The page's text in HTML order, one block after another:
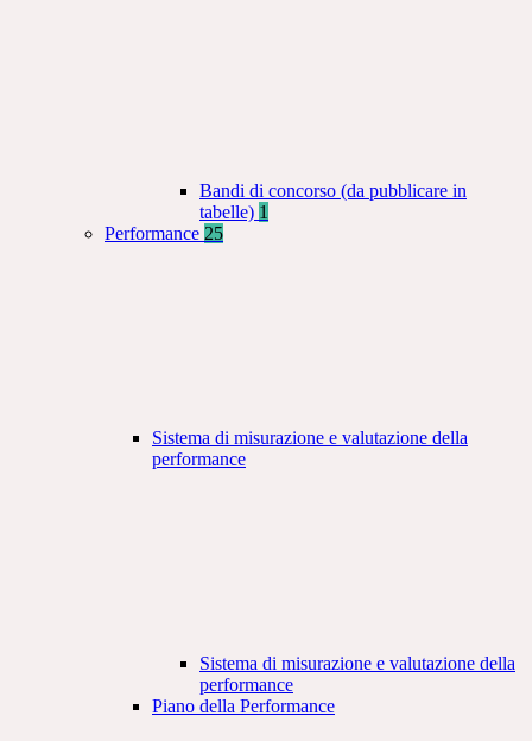
Bandi di concorso (da pubblicare in
tabelle) 1
Performance 25
Sistema di misurazione e valutazione della
performance
Sistema di misurazione e valutazione della
performance
Piano della Performance